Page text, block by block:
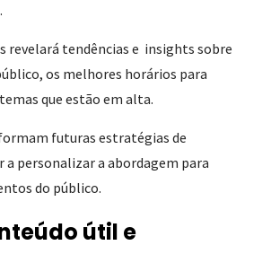
revelará tendências e insights sobre
os melhores horários para
que estão em alta.
futuras estratégias de
a personalizar a abordagem para
do público.
útil e